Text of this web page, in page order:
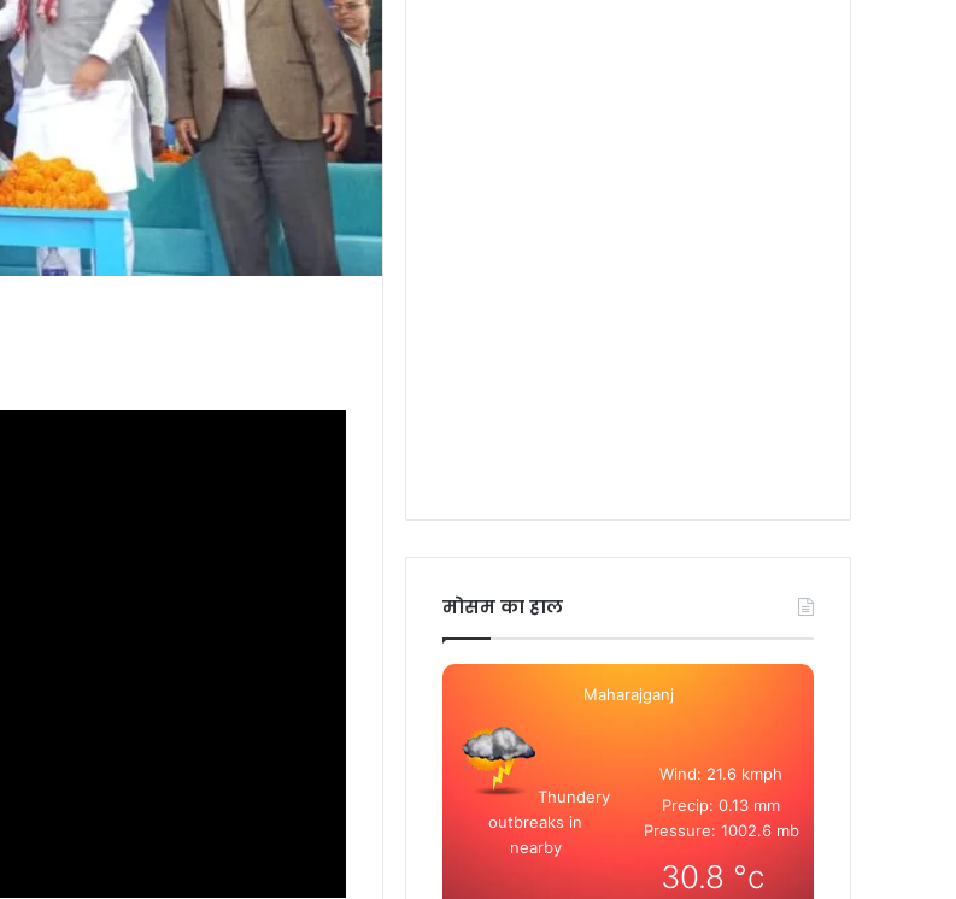
मोसम का हाल
Maharajganj
Thundery
outbreaks in
nearby
Wind: 21.6 kmph
Precip: 0.13 mm
Pressure: 1002.6 mb
30.8 °c